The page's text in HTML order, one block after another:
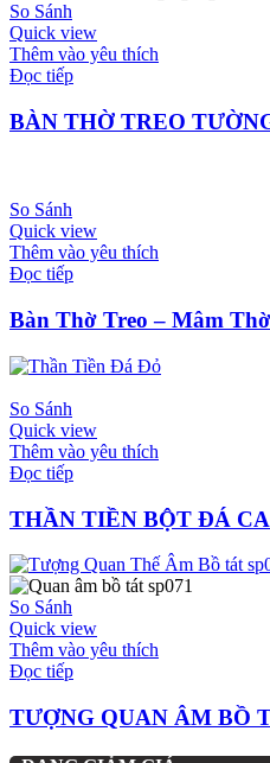
So Sánh
Quick view
Thêm vào yêu thích
Đọc tiếp
BÀN THỜ TREO
So Sánh
Quick view
Thêm vào yêu thích
Đọc tiếp
Bàn Thờ Treo – Mâm
So Sánh
Quick view
Thêm vào yêu thích
Đọc tiếp
THẦN TIỀN BỘT ĐÁ
So Sánh
Quick view
Thêm vào yêu thích
Đọc tiếp
TƯỢNG QUAN ÂM BỒ